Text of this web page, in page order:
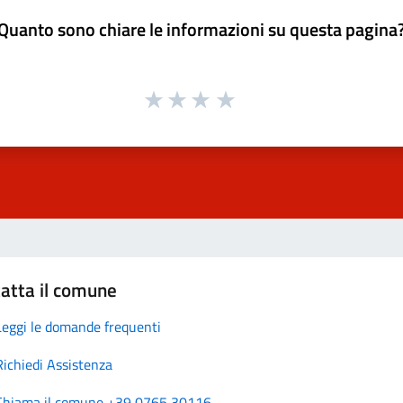
sono chiare le informazioni su questa
il comune
le domande frequenti
Assistenza